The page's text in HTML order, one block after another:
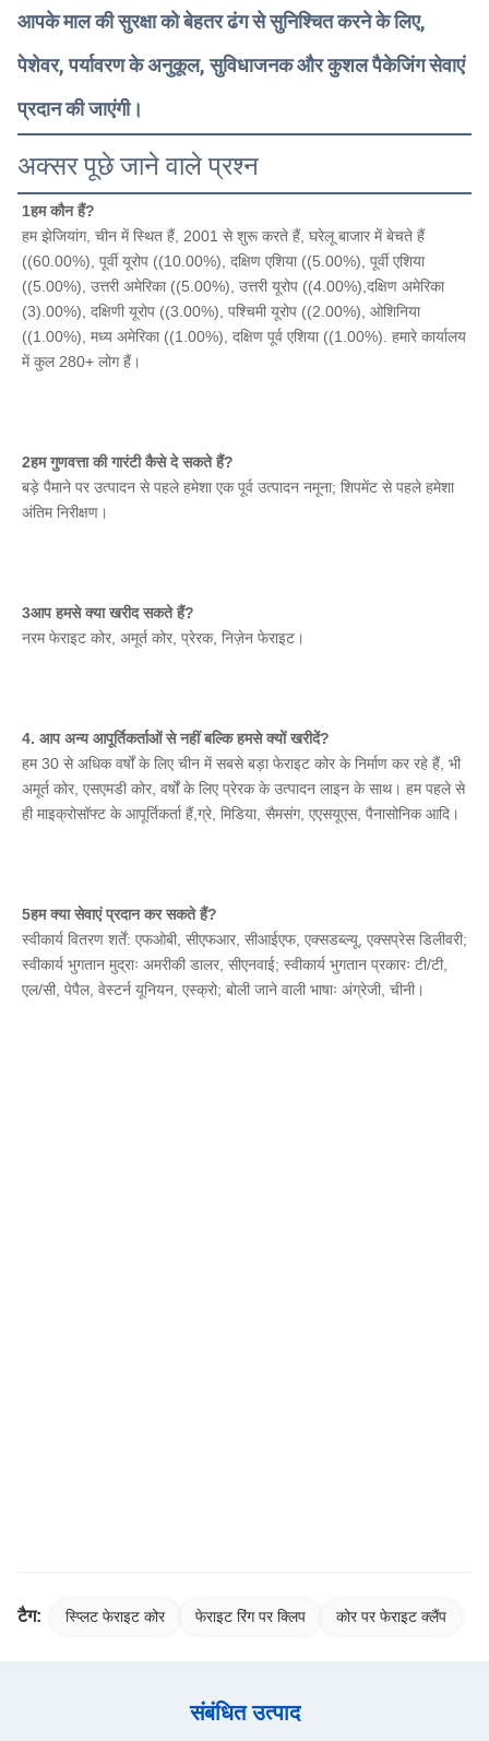
आपके माल की सुरक्षा को बेहतर ढंग से सुनिश्चित करने के लिए,
पेशेवर, पर्यावरण के अनुकूल, सुविधाजनक और कुशल पैकेजिंग सेवाएं
प्रदान की जाएंगी।
अक्सर पूछे जाने वाले प्रश्न
1हम कौन हैं?
हम झेजियांग, चीन में स्थित हैं, 2001 से शुरू करते हैं, घरेलू बाजार में बेचते हैं
((60.00%), पूर्वी यूरोप ((10.00%), दक्षिण एशिया ((5.00%), पूर्वी एशिया
((5.00%), उत्तरी अमेरिका ((5.00%), उत्तरी यूरोप ((4.00%),दक्षिण अमेरिका
(3).00%), दक्षिणी यूरोप ((3.00%), पश्चिमी यूरोप ((2.00%), ओशिनिया
((1.00%), मध्य अमेरिका ((1.00%), दक्षिण पूर्व एशिया ((1.00%). हमारे कार्यालय
में कुल 280+ लोग हैं।
2हम गुणवत्ता की गारंटी कैसे दे सकते हैं?
बड़े पैमाने पर उत्पादन से पहले हमेशा एक पूर्व उत्पादन नमूना; शिपमेंट से पहले हमेशा
अंतिम निरीक्षण।
3आप हमसे क्या खरीद सकते हैं?
नरम फेराइट कोर, अमूर्त कोर, प्रेरक, निज़ेन फेराइट।
4. आप अन्य आपूर्तिकर्ताओं से नहीं बल्कि हमसे क्यों खरीदें?
हम 30 से अधिक वर्षों के लिए चीन में सबसे बड़ा फेराइट कोर के निर्माण कर रहे हैं, भी
अमूर्त कोर, एसएमडी कोर, वर्षों के लिए प्रेरक के उत्पादन लाइन के साथ। हम पहले से
ही माइक्रोसॉफ्ट के आपूर्तिकर्ता हैं,ग्रे, मिडिया, सैमसंग, एएसयूएस, पैनासोनिक आदि।
5हम क्या सेवाएं प्रदान कर सकते हैं?
स्वीकार्य वितरण शर्तें: एफओबी, सीएफआर, सीआईएफ, एक्सडब्ल्यू, एक्सप्रेस डिलीवरी;
स्वीकार्य भुगतान मुद्राः अमरीकी डालर, सीएनवाई; स्वीकार्य भुगतान प्रकारः टी/टी,
एल/सी, पेपैल, वेस्टर्न यूनियन, एस्क्रो; बोली जाने वाली भाषाः अंग्रेजी, चीनी।
टैग: स्प्लिट फेराइट कोर फेराइट रिंग पर क्लिप कोर पर फेराइट क्लैंप
संबंधित उत्पाद